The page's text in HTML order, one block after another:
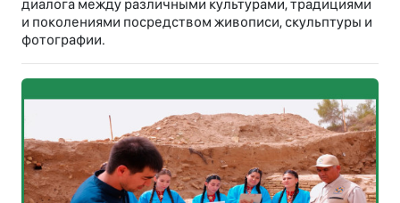
диалога между различными культурами, традициями
и поколениями посредством живописи, скульптуры и
фотографии.